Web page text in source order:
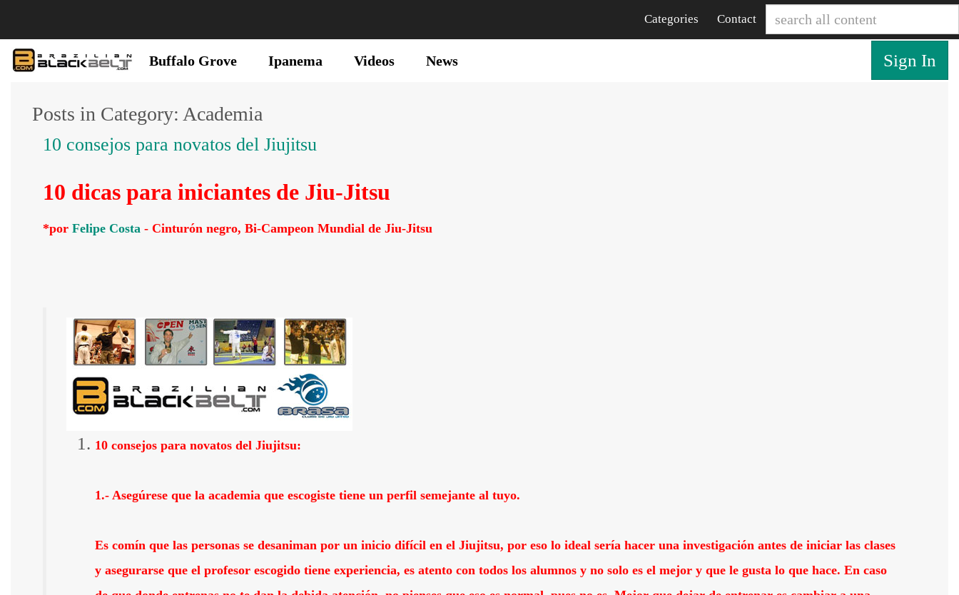
Contact
Categories
Buffalo Grove Ipanema Videos News Sign In
Posts in Category: Academia
10 consejos para novatos del Jiujitsu
10 dicas para iniciantes de Jiu-Jitsu
*por Felipe Costa - Cinturón negro, Bi-Campeon Mundial de Jiu-Jitsu
10 consejos para novatos del Jiujitsu:
1.- Asegúrese que la academia que escogiste tiene un perfil semejante al tuyo.
Es comín que las personas se desaniman por un inicio difícil en el Jiujitsu, por eso lo ideal sería hacer una investigación antes de iniciar las clases
y asegurarse que el profesor escogido tiene experiencia, es atento con todos los alumnos y no solo es el mejor y que le gusta lo que hace. En caso